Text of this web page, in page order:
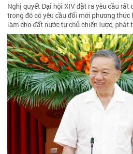
Nghị quyết Đại hội XIV đặt ra yêu cầu rất
trong đó có yêu cầu đổi mới phương thức
làm cho đất nước tự chủ chiến lược, phát